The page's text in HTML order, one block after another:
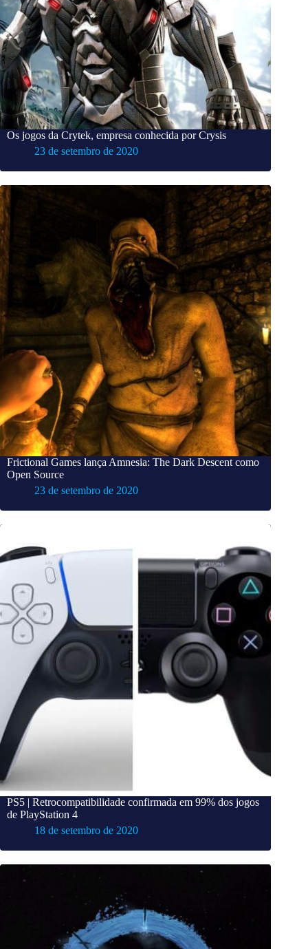
Os jogos da Crytek, empresa conhecida por Crysis
23 de setembro de 2020
Frictional Games lança Amnesia: The Dark Descent como
Open Source
23 de setembro de 2020
PS5 | Retrocompatibilidade confirmada em 99% dos jogos
de PlayStation 4
18 de setembro de 2020